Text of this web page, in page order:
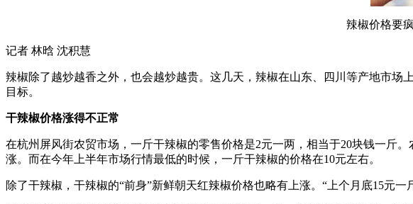
辣椒价格要
记者 林晗 沈积慧
辣椒除了越炒越香之外，也会越炒越贵。这几天，辣椒在山东、四川等产地市
目标。
干辣椒价格涨得不正常
在杭州屏风街农贸市场，一斤干辣椒的零售价格是2元一两，相当于20块钱一斤
涨。而在今年上半年市场行情最低的时候，一斤干辣椒的价格在10元左右。
除了干辣椒，干辣椒的“前身”新鲜朝天红辣椒价格也略有上涨。“上个月底15元